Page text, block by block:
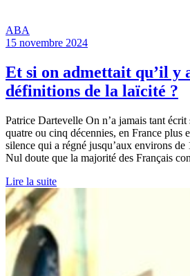
ABA
15 novembre 2024
Et si on admettait qu’il y
définitions de la laïcité ?
Patrice Dartevelle On n’a jamais tant
quatre ou cinq décennies, en France plus
silence qui a régné jusqu’aux environs
Nul doute que la majorité des Français
Lire la suite